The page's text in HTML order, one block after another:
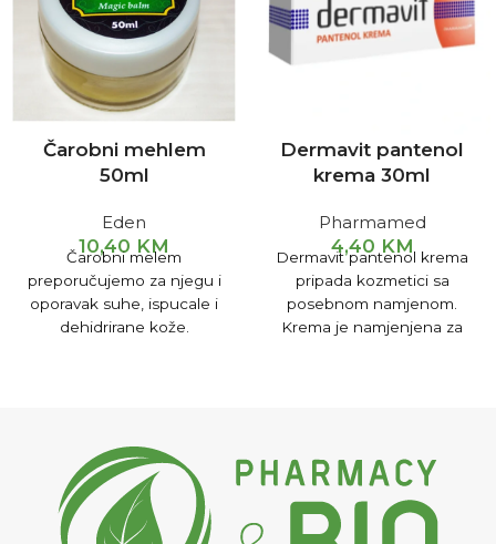
Čarobni mehlem
50ml
Eden
10,40 KM
Čarobni melem
preporučujemo za njegu i
oporavak suhe, ispucale i
dehidrirane kože.
Dermavit pantenol
krema 30ml
Pharmamed
4,40 KM
Dermavit pantenol krema
pripada kozmetici sa
posebnom namjenom.
Krema je namjenjena za